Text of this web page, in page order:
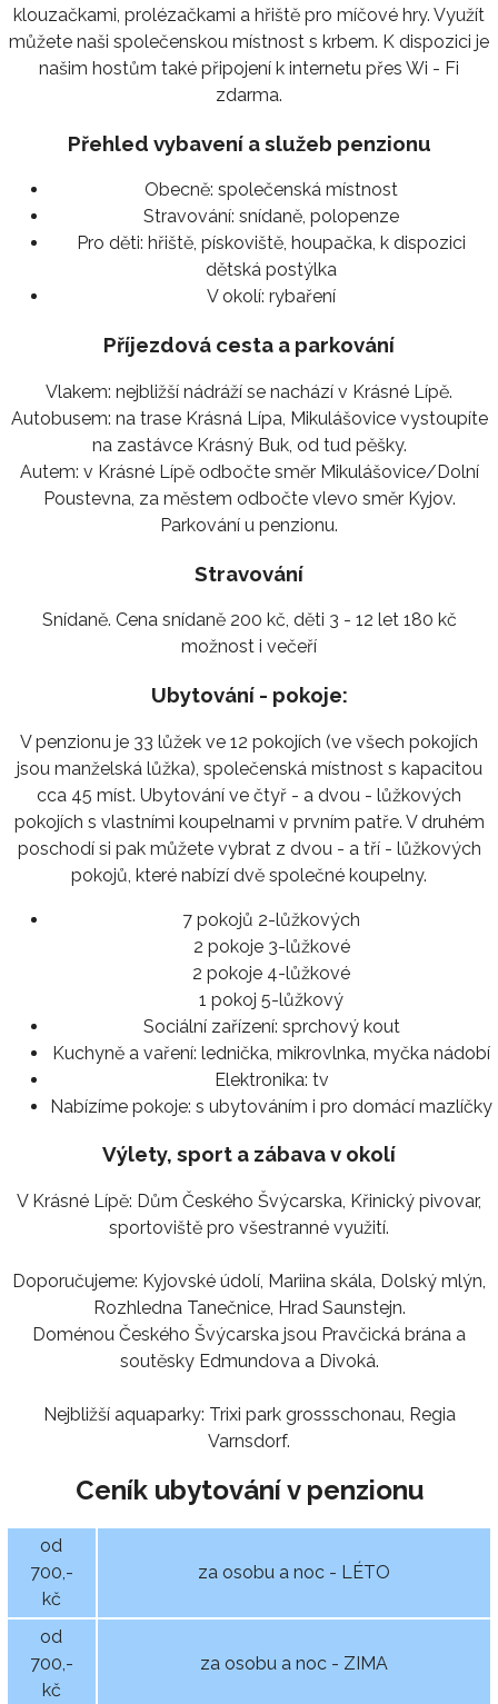
klouzačkami, prolézačkami a hřiště pro míčové hry. Využít
můžete naši společenskou místnost s krbem. K dispozici je
našim hostům také připojení k internetu přes Wi - Fi
zdarma.
Přehled vybavení a služeb penzionu
Obecně: společenská místnost
Stravování: snídaně, polopenze
Pro děti: hřiště, pískoviště, houpačka, k dispozici
dětská postýlka
V okolí: rybaření
Příjezdová cesta a parkování
Vlakem: nejbližší nádráží se nachází v Krásné Lípě.
Autobusem: na trase Krásná Lípa, Mikulášovice vystoupíte
na zastávce Krásný Buk, od tud pěšky.
Autem: v Krásné Lípě odbočte směr Mikulášovice/Dolní
Poustevna, za městem odbočte vlevo směr Kyjov.
Parkování u penzionu.
Stravování
Snídaně. Cena snídaně 200 kč, děti 3 - 12 let 180 kč
možnost i večeří
Ubytování - pokoje:
V penzionu je 33 lůžek ve 12 pokojích (ve všech pokojích
jsou manželská lůžka), společenská místnost s kapacitou
cca 45 míst. Ubytování ve čtyř - a dvou - lůžkových
pokojích s vlastními koupelnami v prvním patře. V druhém
poschodí si pak můžete vybrat z dvou - a tří - lůžkových
pokojů, které nabízí dvě společné koupelny.
7 pokojů 2-lůžkových
2 pokoje 3-lůžkové
2 pokoje 4-lůžkové
1 pokoj 5-lůžkový
Sociální zařízení: sprchový kout
Kuchyně a vaření: lednička, mikrovlnka, myčka nádobí
Elektronika: tv
Nabízíme pokoje: s ubytováním i pro domácí mazlíčky
Výlety, sport a zábava v okolí
V Krásné Lípě: Dům Českého Švýcarska, Křinický pivovar,
sportoviště pro všestranné využití.
Doporučujeme: Kyjovské údolí, Mariina skála, Dolský mlýn,
Rozhledna Tanečnice, Hrad Saunstejn.
Doménou Českého Švýcarska jsou Pravčická brána a
soutěsky Edmundova a Divoká.
Nejbližší aquaparky: Trixi park grossschonau, Regia
Varnsdorf.
Ceník ubytování v penzionu
od
700,-
kč
za osobu a noc - LÉTO
od
700,-
kč
za osobu a noc - ZIMA